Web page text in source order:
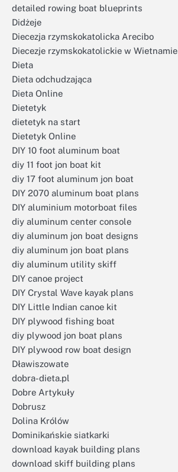
detailed rowing boat blueprints
Didżeje
Diecezja rzymskokatolicka Arecibo
Diecezje rzymskokatolickie w Wietnamie
Dieta
Dieta odchudzająca
Dieta Online
Dietetyk
dietetyk na start
Dietetyk Online
DIY 10 foot aluminum boat
diy 11 foot jon boat kit
diy 17 foot aluminum jon boat
DIY 2070 aluminum boat plans
DIY aluminium motorboat files
diy aluminum center console
diy aluminum jon boat designs
diy aluminum jon boat plans
diy aluminum utility skiff
DIY canoe project
DIY Crystal Wave kayak plans
DIY Little Indian canoe kit
DIY plywood fishing boat
diy plywood jon boat plans
DIY plywood row boat design
Dławiszowate
dobra-dieta.pl
Dobre Artykuły
Dobrusz
Dolina Królów
Dominikańskie siatkarki
download kayak building plans
download skiff building plans